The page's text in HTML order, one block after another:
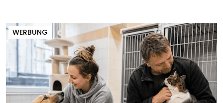
WERBUNG